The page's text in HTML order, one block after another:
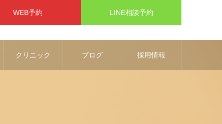
WEB予約 LINE相談予約
クリニック ブログ 採用情報